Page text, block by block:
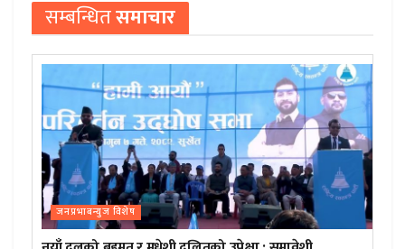
सम्बन्धितसमाचार
जनप्रभाबन्युज विशेष